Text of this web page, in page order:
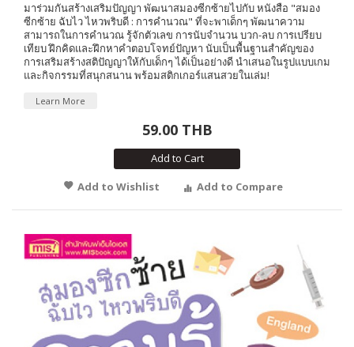
มาร่วมกันสร้างเสริมปัญญา พัฒนาสมองซีกซ้ายไปกับ หนังสือ "สมอง
ซีกซ้าย ฉับไว ไหวพริบดี : การคำนวณ" ที่จะพาเด็กๆ พัฒนาความ
สามารถในการคำนวณ รู้จักตัวเลข การนับจำนวน บวก-ลบ การเปรียบ
เทียบ ฝึกคิดและฝึกหาคำตอบโจทย์ปัญหา นับเป็นพื้นฐานสำคัญของ
การเสริมสร้างสติปัญญาให้กับเด็กๆ ได้เป็นอย่างดี นำเสนอในรูปแบบเกม
และกิจกรรมที่สนุกสนาน พร้อมสติกเกอร์แสนสวยในเล่ม!
Learn More
59.00 THB
Add to Cart
Add to Wishlist
Add to Compare